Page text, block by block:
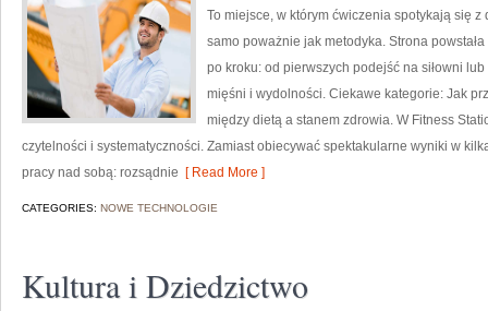
To miejsce, w którym ćwiczenia spotykają się
samo poważnie jak metodyka. Strona
po kroku: od pierwszych podejść na siłowni
mięśni i wydolności. Ciekawe kategorie: Jak
między dietą a stanem zdrowia. W Fitness
czytelności i systematyczności. Zamiast obiecywać spektakularne wyniki w
pracy nad sobą: rozsądnie [ Read More ]
CATEGORIES: NOWE TECHNOLOGIE
Kultura i Dziedzictwo